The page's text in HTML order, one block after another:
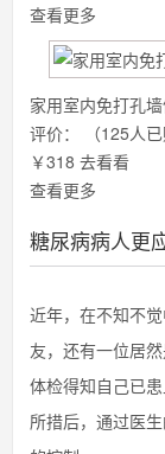
查看更多
家用室内免打孔
评价：
（125人已
￥318 去看看
查看更多
糖尿病病人更
近年，在不知不
友，还有一位居
体检得知自己已
所措后，通过医